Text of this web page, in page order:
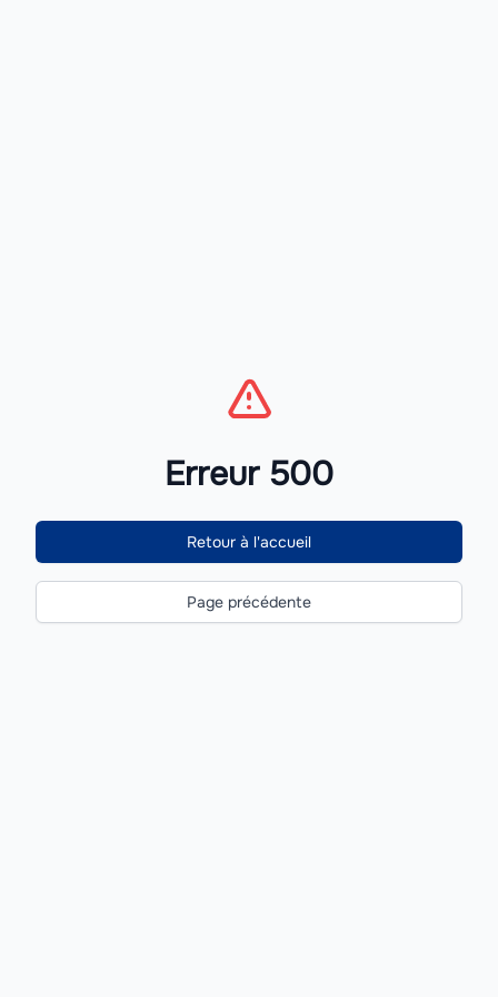
Erreur 500
Retour à l'accueil
Page précédente